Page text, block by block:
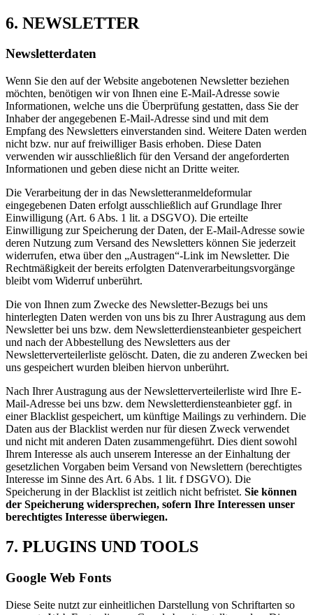
6. NEWSLETTER
Newsletterdaten
Wenn Sie den auf der Website angebotenen Newsletter beziehen
möchten, benötigen wir von Ihnen eine E-Mail-Adresse sowie
Informationen, welche uns die Überprüfung gestatten, dass Sie der
Inhaber der angegebenen E-Mail-Adresse sind und mit dem
Empfang des Newsletters einverstanden sind. Weitere Daten werden
nicht bzw. nur auf freiwilliger Basis erhoben. Diese Daten
verwenden wir ausschließlich für den Versand der angeforderten
Informationen und geben diese nicht an Dritte weiter.
Die Verarbeitung der in das Newsletteranmeldeformular
eingegebenen Daten erfolgt ausschließlich auf Grundlage Ihrer
Einwilligung (Art. 6 Abs. 1 lit. a DSGVO). Die erteilte
Einwilligung zur Speicherung der Daten, der E-Mail-Adresse sowie
deren Nutzung zum Versand des Newsletters können Sie jederzeit
widerrufen, etwa über den „Austragen“-Link im Newsletter. Die
Rechtmäßigkeit der bereits erfolgten Datenverarbeitungsvorgänge
bleibt vom Widerruf unberührt.
Die von Ihnen zum Zwecke des Newsletter-Bezugs bei uns
hinterlegten Daten werden von uns bis zu Ihrer Austragung aus dem
Newsletter bei uns bzw. dem Newsletterdiensteanbieter gespeichert
und nach der Abbestellung des Newsletters aus der
Newsletterverteilerliste gelöscht. Daten, die zu anderen Zwecken bei
uns gespeichert wurden bleiben hiervon unberührt.
Nach Ihrer Austragung aus der Newsletterverteilerliste wird Ihre E-
Mail-Adresse bei uns bzw. dem Newsletterdiensteanbieter ggf. in
einer Blacklist gespeichert, um künftige Mailings zu verhindern. Die
Daten aus der Blacklist werden nur für diesen Zweck verwendet
und nicht mit anderen Daten zusammengeführt. Dies dient sowohl
Ihrem Interesse als auch unserem Interesse an der Einhaltung der
gesetzlichen Vorgaben beim Versand von Newslettern (berechtigtes
Interesse im Sinne des Art. 6 Abs. 1 lit. f DSGVO). Die
Speicherung in der Blacklist ist zeitlich nicht befristet. Sie können
der Speicherung widersprechen, sofern Ihre Interessen unser
berechtigtes Interesse überwiegen.
7. PLUGINS UND TOOLS
Google Web Fonts
Diese Seite nutzt zur einheitlichen Darstellung von Schriftarten so